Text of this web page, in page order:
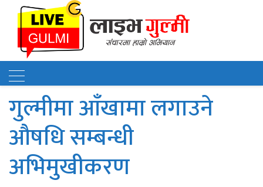
गुल्मीमा आँखामा लगाउने
औषधि सम्बन्धी
अभिमुखीकरण